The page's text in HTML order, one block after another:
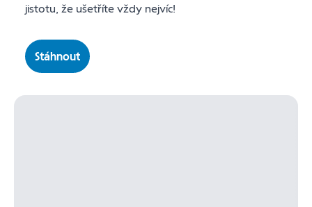
jistotu, že ušetříte vždy nejvíc!
Stáhnout